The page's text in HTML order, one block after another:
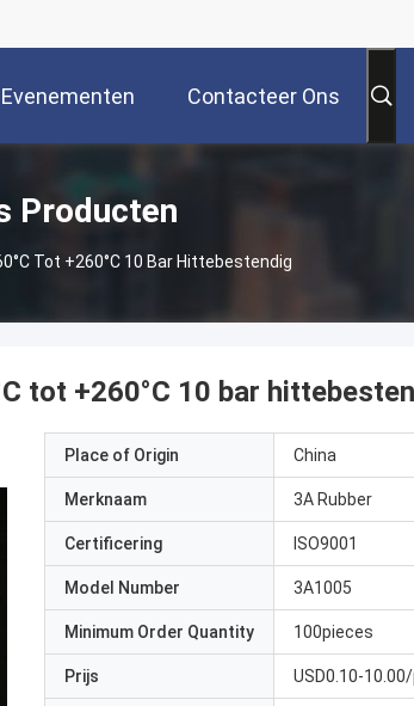
Evenementen Contacteer Ons
Producten
Tot +260°C 10 Bar Hittebestendig
tot +260°C 10 bar
Place of Origin China
Merknaam 3A Rubber
Certificering ISO9001
Model Number 3A1005
Minimum Order Quantity 100pieces
Prijs USD0.10-